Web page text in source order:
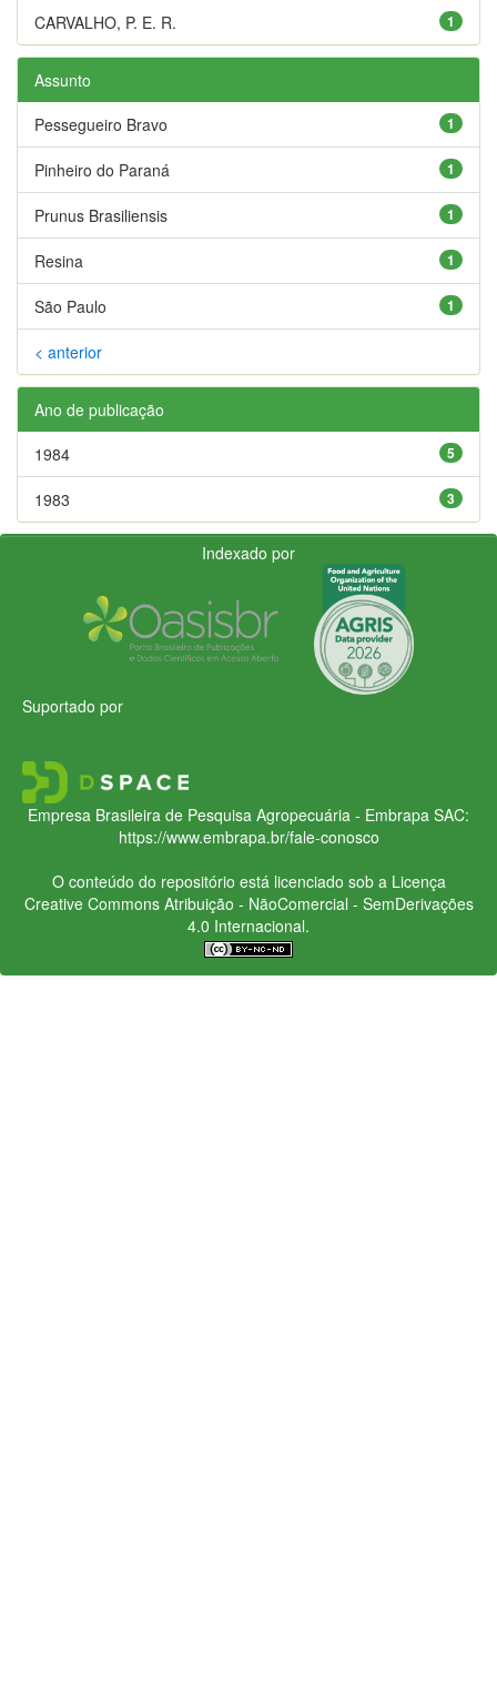
1
CARVALHO, P. E. R.
Assunto
1
Pessegueiro Bravo
1
Pinheiro do Paraná
1
Prunus Brasiliensis
1
Resina
1
São Paulo
< anterior
Ano de publicação
5
1984
3
1983
Indexado por
Suportado por
Empresa Brasileira de Pesquisa Agropecuária - Embrapa SAC:
https://www.embrapa.br/fale-conosco
O conteúdo do repositório está licenciado sob a Licença
Creative CommonsAtribuição - NãoComercial - SemDerivações
4.0 Internacional.